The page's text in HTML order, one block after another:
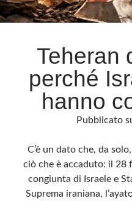
Teheran
perché
hanno
Pubblicato
C’è un dato che, da
ciò che è accaduto: il 28
congiunta di Israele e
Suprema iraniana,